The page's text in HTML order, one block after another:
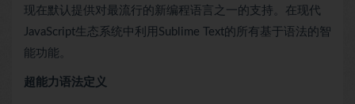
现在默认提供对最流行的新编程语言之一的支持。在现代
JavaScript生态系统中利用Sublime Text的所有基于语法的智
能功能。
超能力语法定义